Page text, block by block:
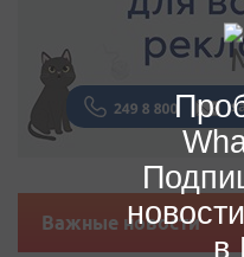
Важные новости
в